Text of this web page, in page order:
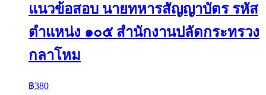
แนวข้อสอบ นายทหารสัญญาบัตร รหัส
ตำแหน่ง ๑๐๕ สำนักงานปลัดกระทรวง
กลาโหม
฿380